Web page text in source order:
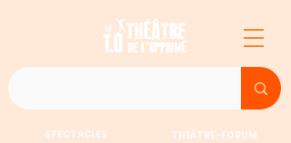
SPECTACLES THÉÂTRE-FORUM